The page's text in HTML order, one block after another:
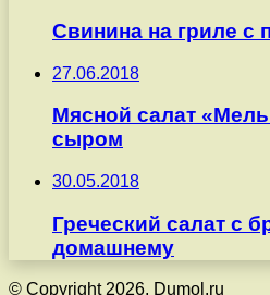
Свинина на гриле с
27.06.2018
Мясной салат
сыром
30.05.2018
Греческий салат с
домашнему
© Copyright 2026, Dumol.ru